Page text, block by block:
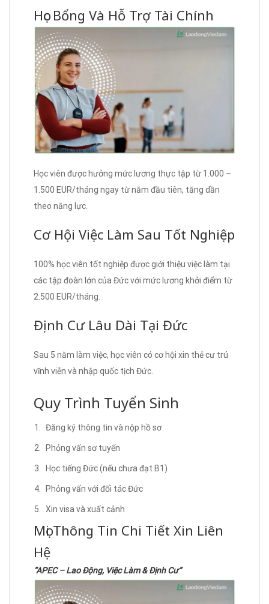
Học Bổng Và Hỗ Trợ Tài Chính
Học viên được hưởng mức lương thực tập từ 1.000 –
1.500 EUR/tháng ngay từ năm đầu tiên, tăng dần
theo năng lực.
Cơ Hội Việc Làm Sau Tốt Nghiệp
100% học viên tốt nghiệp được giới thiệu việc làm tại
các tập đoàn lớn của Đức với mức lương khởi điểm từ
2.500 EUR/tháng.
Định Cư Lâu Dài Tại Đức
Sau 5 năm làm việc, học viên có cơ hội xin thẻ cư trú
vĩnh viễn và nhập quốc tịch Đức.
Quy Trình Tuyển Sinh
Đăng ký thông tin và nộp hồ sơ
Phỏng vấn sơ tuyển
Học tiếng Đức (nếu chưa đạt B1)
Phỏng vấn với đối tác Đức
Xin visa và xuất cảnh
Mọi Thông Tin Chi Tiết Xin Liên
Hệ
“APEC – Lao Động, Việc Làm & Định Cư”